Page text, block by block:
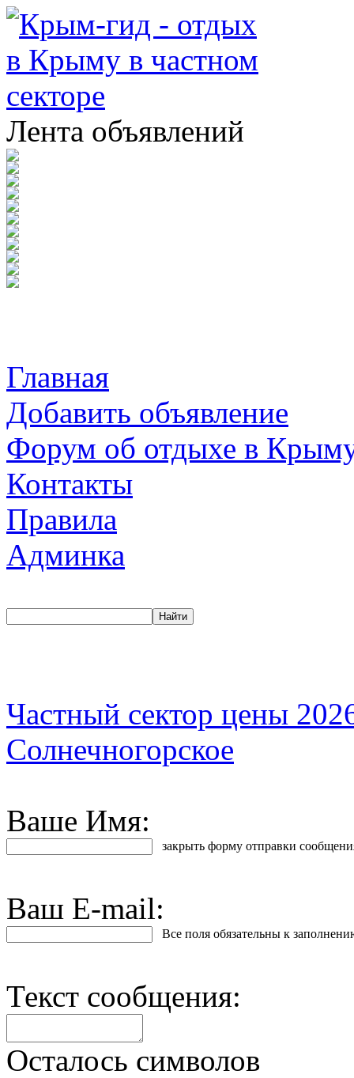
Лента объявлений
Главная
Добавить объявление
Форум об отдыхе в
Контакты
Правила
Админка
Частный сектор цены
Солнечногорское
Ваше Имя:
закрыть форму отправки
Ваш E-mail:
Все поля обязательны к
Текст сообщения:
Осталось символов